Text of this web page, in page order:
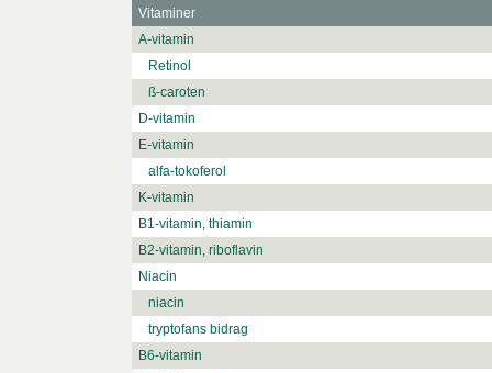
Vitaminer
A-vitamin
Retinol
ß-caroten
D-vitamin
E-vitamin
alfa-tokoferol
K-vitamin
B1-vitamin, thiamin
B2-vitamin, riboflavin
Niacin
niacin
tryptofans bidrag
B6-vitamin